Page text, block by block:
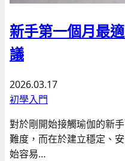
新手第一個月最
議
2026.03.17
初學入門
對於剛開始接觸瑜伽的新
難度，而在於建立穩定、
始容易…